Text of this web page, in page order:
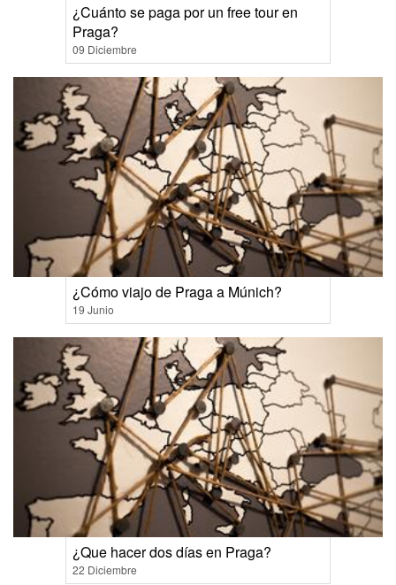
¿Cuánto se paga por un free tour en
Praga?
09 Diciembre
¿Cómo viajo de Praga a Múnich?
19 Junio
¿Que hacer dos días en Praga?
22 Diciembre